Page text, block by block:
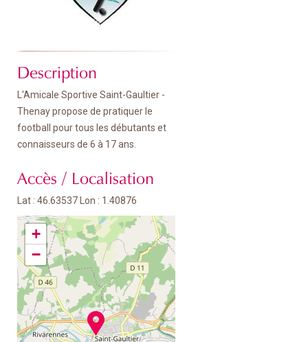
Description
L'Amicale Sportive Saint-Gaultier -
Thenay propose de pratiquer le
football pour tous les débutants et
connaisseurs de 6 à 17 ans.
Accès / Localisation
Lat : 46.63537 Lon : 1.40876
+
−